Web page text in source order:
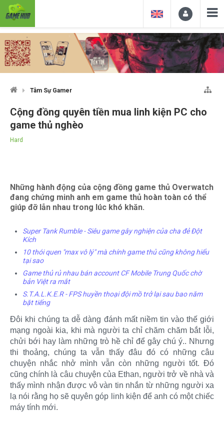
Tâm Sự Gamer
Cộng đồng quyên tiền mua linh kiện PC cho
game thủ nghèo
Hard
Những hành động của cộng đồng game thủ Overwatch
đang chứng minh anh em game thủ hoàn toàn có thể
giúp đỡ lẫn nhau trong lúc khó khăn.
Super Tank Rumble - Siêu game gây nghiện của cha đẻ Đột
Kích
10 thói quen "max vô lý" mà chính game thủ cũng không hiểu
tại sao
Game thủ rủ nhau bán account CF Mobile Trung Quốc chờ
bản Việt ra mắt
S.T.A.L.K.E.R - FPS huyền thoại đội mồ trở lại sau bao năm
bặt tiếng
Đôi khi chúng ta dễ dàng đánh mất niềm tin vào thế giới
mạng ngoài kia, khi mà người ta chỉ chăm chăm bắt lỗi,
chửi bới hay làm những trò hề chỉ để gây chú ý.. Nhưng
thi thoảng, chúng ta vẫn thấy đâu đó có những câu
chuyện nhắc nhở mình vẫn còn những người tốt. Đó
cũng chính là câu chuyện của Ethan, người trở về nhà và
thấy mình nhận được vô vàn tin nhắn từ những người xa
lạ nói rằng họ sẽ quyên góp linh kiện để anh có một chiếc
máy tính mới.